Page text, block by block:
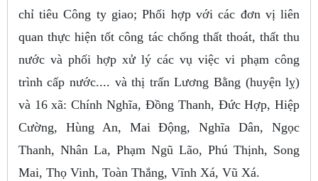
chỉ tiêu Công ty giao; Phối hợp với các đơn vị liên
quan thực hiện tốt công tác chống thất thoát, thất thu
nước và phối hợp xử lý các vụ việc vi phạm công
trình cấp nước.... và thị trấn Lương Bằng (huyện lỵ)
và 16 xã: Chính Nghĩa, Đồng Thanh, Đức Hợp, Hiệp
Cường, Hùng An, Mai Động, Nghĩa Dân, Ngọc
Thanh, Nhân La, Phạm Ngũ Lão, Phú Thịnh, Song
Mai, Thọ Vinh, Toàn Thắng, Vĩnh Xá, Vũ Xá.